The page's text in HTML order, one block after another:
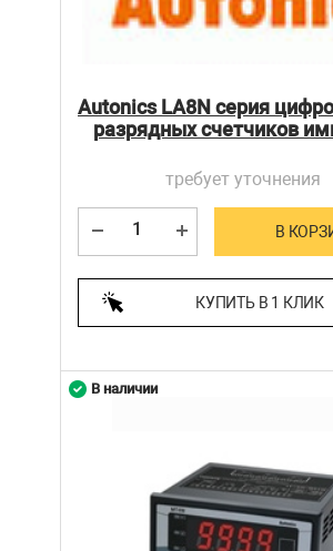
Autonics LA8N серия
разрядных счетчиков
требует уточнения
В
КУПИТЬ В 1 КЛИК
В наличии